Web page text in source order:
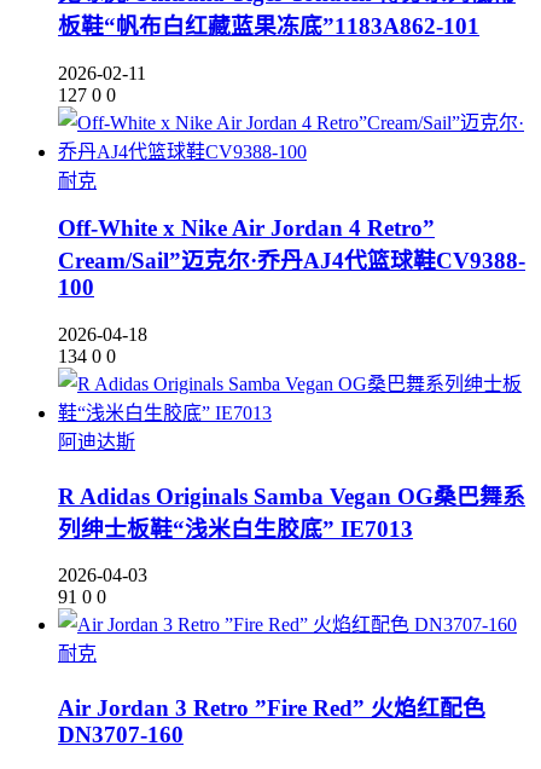
板鞋“帆布白红藏蓝果冻底”1183A862-101
2026-02-11
127 0 0
耐克
Off-White x Nike Air Jordan 4 Retro”
Cream/Sail”迈克尔·乔丹AJ4代篮球鞋CV9388-
100
2026-04-18
134 0 0
阿迪达斯
R Adidas Originals Samba Vegan OG桑巴舞系
列绅士板鞋“浅米白生胶底” IE7013
2026-04-03
91 0 0
耐克
Air Jordan 3 Retro ”Fire Red” 火焰红配色
DN3707-160